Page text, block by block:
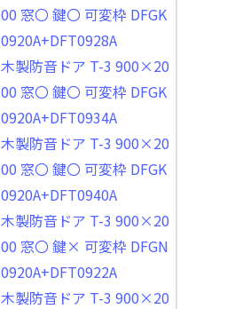
00 窓〇 鍵〇 可変枠 DFGK
0920A+DFT0928A
木製防音ドア T-3 900×20
00 窓〇 鍵〇 可変枠 DFGK
0920A+DFT0934A
木製防音ドア T-3 900×20
00 窓〇 鍵〇 可変枠 DFGK
0920A+DFT0940A
木製防音ドア T-3 900×20
00 窓〇 鍵× 可変枠 DFGN
0920A+DFT0922A
木製防音ドア T-3 900×20